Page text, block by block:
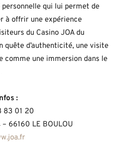
qui lui permet de
à offrir une expérience
du Casino JOA du
quête d’authenticité, une visite
comme une immersion dans le
:
83 01 20
66160 LE BOULOU